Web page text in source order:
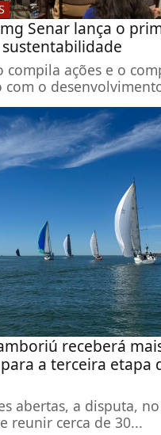
Senar lança o
compila ações e o
com o
receberá
a terceira etapa
abertas, a disputa,
reunir cerca de 30...